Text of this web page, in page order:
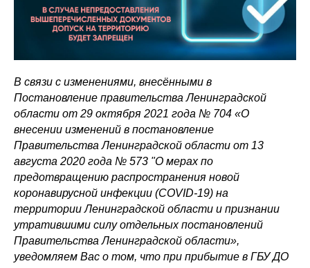
В связи с изменениями, внесёнными в
Постановление правительства Ленинградской
области от 29 октября 2021 года № 704 «О
внесении изменений в постановление
Правительства Ленинградской области от 13
августа 2020 года № 573 "О мерах по
предотвращению распространения новой
коронавирусной инфекции (COVID-19) на
территории Ленинградской области и признании
утратившими силу отдельных постановлений
Правительства Ленинградской области»,
уведомляем Вас о том, что при прибытие в ГБУ ДО